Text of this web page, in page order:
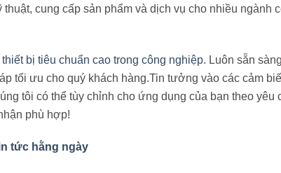
thuật, cung cấp sản phẩm và dịch vụ cho nhiều ngành
bị tiêu chuẩn cao trong công nghiệp. Luôn sẵn
tối ưu cho quý khách hàng.Tin tưởng vào các cảm
tôi có thể tùy chỉnh cho ứng dụng của bạn theo yêu
phù hợp!
tức hằng ngày